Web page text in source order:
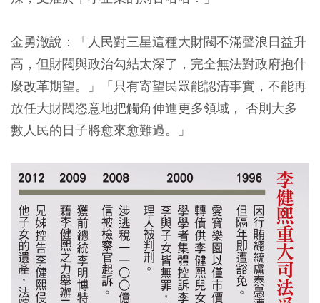
金勇澈說：「人民對三星這種大財閥不滿聲浪日益升
高，但財閥與政治勾結太深了，完全無法對政府抱什
麼改革期望。」「只有寄望民眾能認清事實，不能再
放任大財閥恣意地把觸角伸進更多領域， 否則大多
數人民的日子將愈來愈難過。」